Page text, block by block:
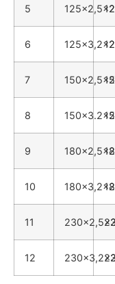
5
6
7
8
9
10
11
12